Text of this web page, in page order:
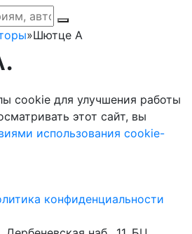
»Шютце А
cookie для улучшения работы
этот сайт, вы
использования cookie-
конфиденциальности